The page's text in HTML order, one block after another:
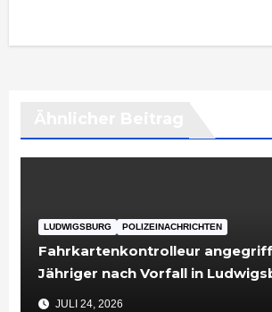
LUDWIGSBURG POLIZEINACHRICHTEN
Fahrkartenkontrolleur
Jähriger nach Vorfall in
Untersuchungshaft
JULI 24, 2026